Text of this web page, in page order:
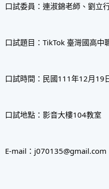
口試委員：連淑錦老師、劉立
口試題目：TikTok 臺灣國高中
口試時間：民國111年12月19
口試地點：影音大樓104教室
E-mail：j070135@gmail.com